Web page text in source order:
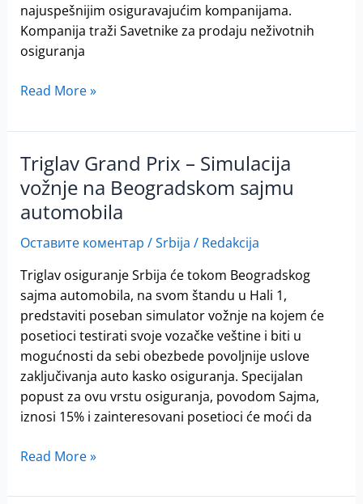
najuspešnijim osiguravajućim kompanijama.
Kompanija traži Savetnike za prodaju neživotnih
osiguranja
Read More »
Triglav Grand Prix – Simulacija
vožnje na Beogradskom sajmu
automobila
Оставите коментар /Srbija / Redakcija
Triglav osiguranje Srbija će tokom Beogradskog
sajma automobila, na svom štandu u Hali 1,
predstaviti poseban simulator vožnje na kojem će
posetioci testirati svoje vozačke veštine i biti u
mogućnosti da sebi obezbede povoljnije uslove
zaključivanja auto kasko osiguranja. Specijalan
popust za ovu vrstu osiguranja, povodom Sajma,
iznosi 15% i zainteresovani posetioci će moći da
Triglav
Grand
Prix
–
Simulacija
na
Beogradskom
sajmu
automobila
Read More »